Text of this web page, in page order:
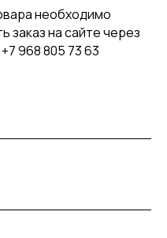
необходимо
заказ на сайте через
968 805 73 63